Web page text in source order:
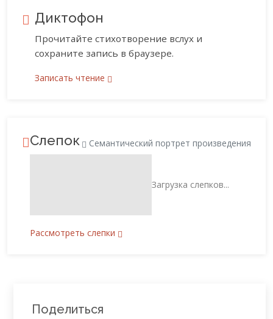
Диктофон
Прочитайте стихотворение вслух и
сохраните запись в браузере.
Записать чтение
Слепок Семантический портрет произведения
Загрузка слепков...
Рассмотреть слепки
Поделиться